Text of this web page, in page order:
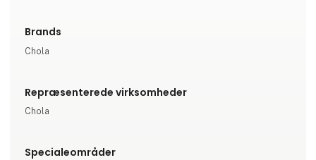
Brands
Chola
Repræsenterede virksomheder
Chola
Specialeområder